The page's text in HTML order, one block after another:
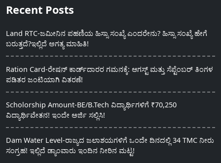
Recent Posts
Land RTC-ಜಮೀನಿನ ಪಹಣಿಯ ಹಿಸ್ಸಾ ಸಂಖ್ಯೆ ಎಂದರೇನು? ಹಿಸ್ಸಾ ಸಂಖ್ಯೆ ಹೇಗೆ
ಬರುತ್ತದೆ?ಇಲ್ಲಿದೆ ಅಗತ್ಯ ಮಾಹಿತಿ!
Ration Card-ರೇಷನ್ ಕಾರ್ಡ್‍ದಾರರ ಗಮನಕ್ಕೆ: ಆಗಸ್ಟ್ ಮತ್ತು ಸೆಪ್ಟೆಂಬರ್ ತಿಂಗಳ
ಪಡಿತರ ಜಂಟಿಯಾಗಿ ವಿತರಣೆ!
Scholorship Amount-BE/B.Tech ವಿದ್ಯಾರ್ಥಿಗಳಿಗೆ ₹70,250
ವಿದ್ಯಾರ್ಥಿವೇತನ! ಇಂದೇ ಅರ್ಜಿ ಸಲ್ಲಿಸಿ!
Dam Water Level-ರಾಜ್ಯದ ಜಲಾಶಯಗಳಿಗೆ ಒಂದೇ ದಿನದಲ್ಲಿ 34 TMC ನೀರು
ಸಂಗ್ರಹ! ಇಲ್ಲಿದೆ ಡ್ಯಾಂವಾರು ಇಂದಿನ ನೀರಿನ ಮಟ್ಟ!